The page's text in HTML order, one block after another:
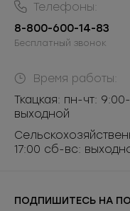
Телефоны:
8-800-600-14-83
Бесплатный звонок
Время работы:
Ткацкая: пн-чт:
выходной
17:00 сб-вс:
ПОДПИШИТЕСЬ НА